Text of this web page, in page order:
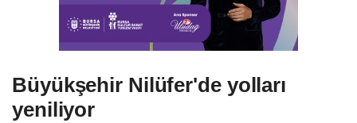
Büyükşehir Nilüfer'de yolları
yeniliyor